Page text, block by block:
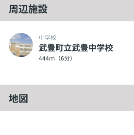
周辺施設
中学校
武豊町立武豊中学校
444ｍ（6分）
地図